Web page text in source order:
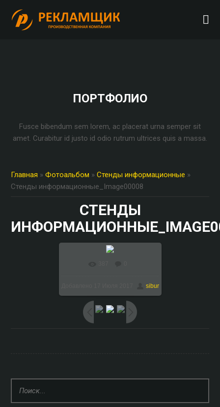
ПОРТФОЛИО
Fusce bibendum sem lorem, ac placerat urna semper sit
amet. Curabitur id justo id odio rutrum ultrices quis a massa.
Главная »Фотоальбом »Стенды информационные »
Стенды информационные_Image00008
СТЕНДЫ
sibur